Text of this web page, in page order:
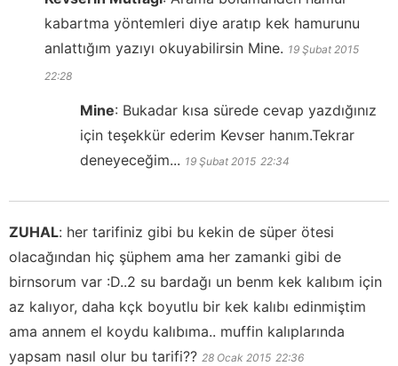
kabartma yöntemleri diye aratıp kek hamurunu
anlattığım yazıyı okuyabilirsin Mine. 19 Şubat 2015
22:28
Mine: Bukadar kısa sürede cevap yazdığınız
için teşekkür ederim Kevser hanım.Tekrar
deneyeceğim... 19 Şubat 2015 22:34
ZUHAL: her tarifiniz gibi bu kekin de süper ötesi
olacağından hiç şüphem ama her zamanki gibi de
birnsorum var :D..2 su bardağı un benm kek kalıbım için
az kalıyor, daha kçk boyutlu bir kek kalıbı edinmiştim
ama annem el koydu kalıbıma.. muffin kalıplarında
yapsam nasıl olur bu tarifi?? 28 Ocak 2015 22:36